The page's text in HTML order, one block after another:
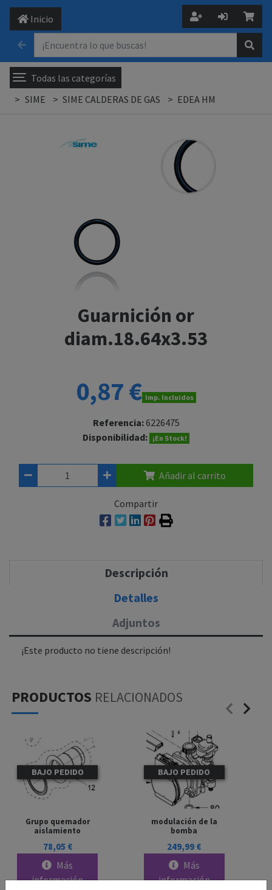
Inicio
Todas las categorías
SIME
SIME CALDERAS DE GAS EDEA HM
Guarnición or
diam.18.64x3.53
0,87 € Imp. Incluidos
Referencia:6226475
Disponibilidad:
¡En Stock!
Añadir al carrito
Compartir
Descripción
Detalles
Adjuntos
¡Este producto no tiene descripción!
PRODUCTOS RELACIONADOS
BAJO PEDIDO
Grupo quemador
aislamiento
78,05 €
Más
información
BAJO PEDIDO
modulación de la
bomba
249,99 €
Más
información